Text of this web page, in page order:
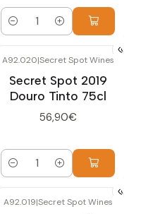
Quantidade
A92.020|Secret Spot Wines
Secret Spot 2019
Douro Tinto 75cl
56,90€
Quantidade
A92.019|Secret Spot Wines